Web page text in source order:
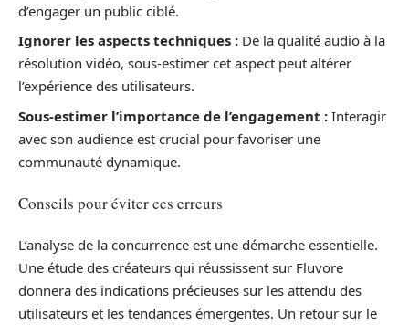
d’engager un public ciblé.
Ignorer les aspects techniques : De la qualité audio à la
résolution vidéo, sous-estimer cet aspect peut altérer
l’expérience des utilisateurs.
Sous-estimer l’importance de l’engagement : Interagir
avec son audience est crucial pour favoriser une
communauté dynamique.
Conseils pour éviter ces erreurs
L’analyse de la concurrence est une démarche essentielle.
Une étude des créateurs qui réussissent sur Fluvore
donnera des indications précieuses sur les attendu des
utilisateurs et les tendances émergentes. Un retour sur le